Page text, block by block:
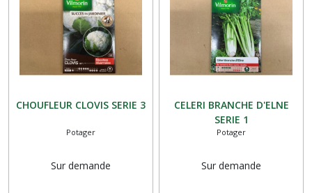
CHOUFLEUR CLOVIS SERIE 3
Potager
Sur demande
CELERI BRANCHE D'ELNE
SERIE 1
Potager
Sur demande